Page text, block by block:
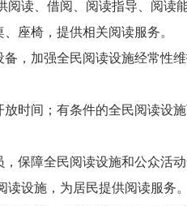
读、借阅、阅读指导、阅读
座椅，提供相关阅读服务。
，加强全民阅读设施经常性
时间；有条件的全民阅读设
保障全民阅读设施和公众活动
设施，为居民提供阅读服务。